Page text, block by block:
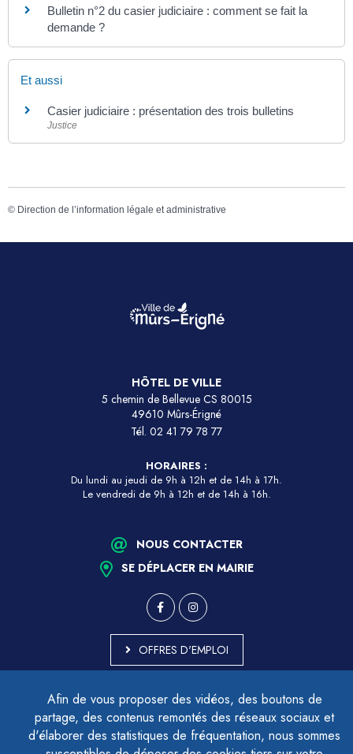
Afin de vous proposer des vidéos, des boutons de
partage, des contenus remontés des réseaux sociaux et
d'élaborer des statistiques de fréquentation, nous sommes
Bulletin n°2 du casier judiciaire : comment se fait la
demande ?
Et aussi
Casier judiciaire : présentation des trois bulletins
Justice
© Direction de l’information légale et administrative
HÔTEL DE VILLE
5 chemin de Bellevue CS 80015
49610 Mûrs-Érigné
Tél. 02 41 79 78 77
HORAIRES :
Du lundi au jeudi de 9h à 12h et de 14h à 17h.
Le vendredi de 9h à 12h et de 14h à 16h.
NOUS CONTACTER
SE DÉPLACER EN MAIRIE
OFFRES D'EMPLOI
ACCESSIBILITÉ - PARTIELLEMENT CONFORME
PLAN DU SITE
MENTIONS LÉGALES
CONTACTER LE DÉLÉGUÉ À LA PROTECTION DES DONNÉES